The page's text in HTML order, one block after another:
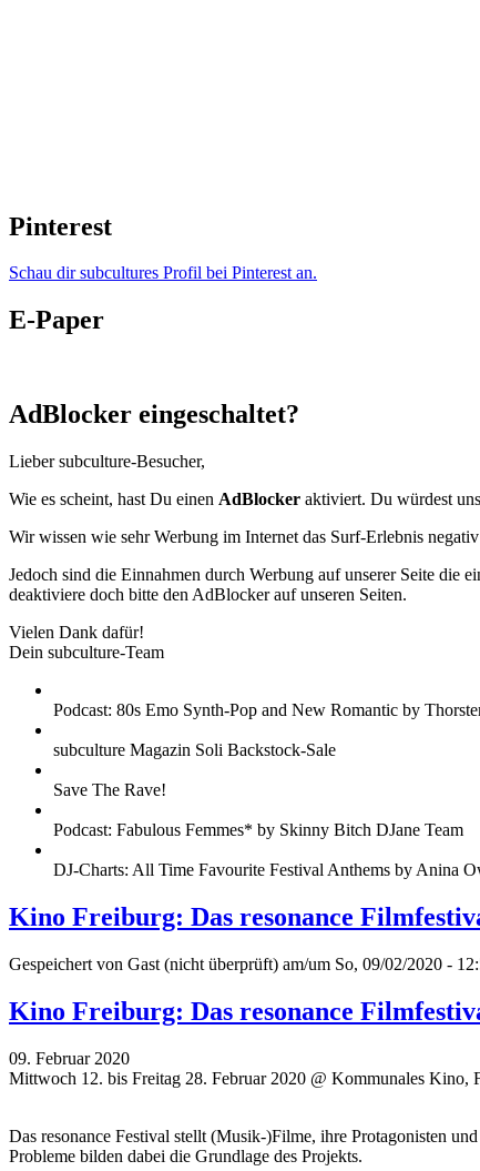
Pinterest
Schau dir subcultures Profil bei Pinterest an.
E-Paper
AdBlocker eingeschaltet?
Lieber subculture-Besucher,
Wie es scheint, hast Du einen AdBlocker aktiviert. Du würdest
Wir wissen wie sehr Werbung im Internet das Surf-Erlebnis
Jedoch sind die Einnahmen durch Werbung auf unserer Seite die
deaktiviere doch bitte den AdBlocker auf unseren Seiten.
Vielen Dank dafür!
Dein subculture-Team
Podcast: 80s Emo Synth-Pop and New Romantic by
subculture Magazin Soli Backstock-Sale
Save The Rave!
Podcast: Fabulous Femmes* by Skinny Bitch DJane Team
DJ-Charts: All Time Favourite Festival Anthems by Anina
Kino Freiburg: Das resonance
Gespeichert von Gast (nicht überprüft) am/um So, 09/02/2020 -
Kino Freiburg: Das resonance
09. Februar 2020
Mittwoch 12. bis Freitag 28. Februar 2020 @ Kommunales Kino,
Das resonance Festival stellt (Musik-)Filme, ihre Protagonisten
Probleme bilden dabei die Grundlage des Projekts.